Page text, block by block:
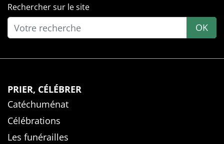
Rechercher sur le site
OK
PRIER, CÉLÉBRER
Catéchuménat
Célébrations
Les funérailles